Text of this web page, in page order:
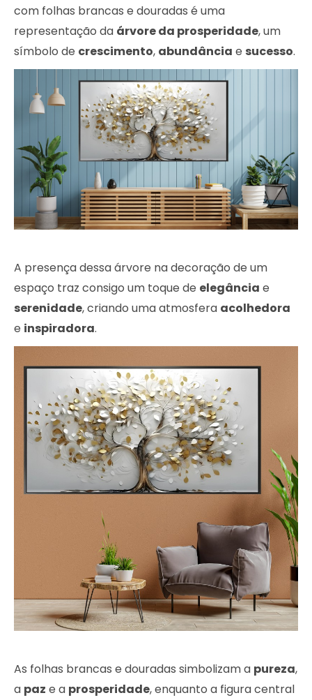
com folhas brancas e douradas é uma
representação da árvore da prosperidade, um
símbolo de crescimento, abundância e sucesso.
A presença dessa árvore na decoração de um
espaço traz consigo um toque de elegância e
serenidade, criando uma atmosfera acolhedora
e inspiradora.
As folhas brancas e douradas simbolizam a pureza,
a paz e a prosperidade, enquanto a figura central